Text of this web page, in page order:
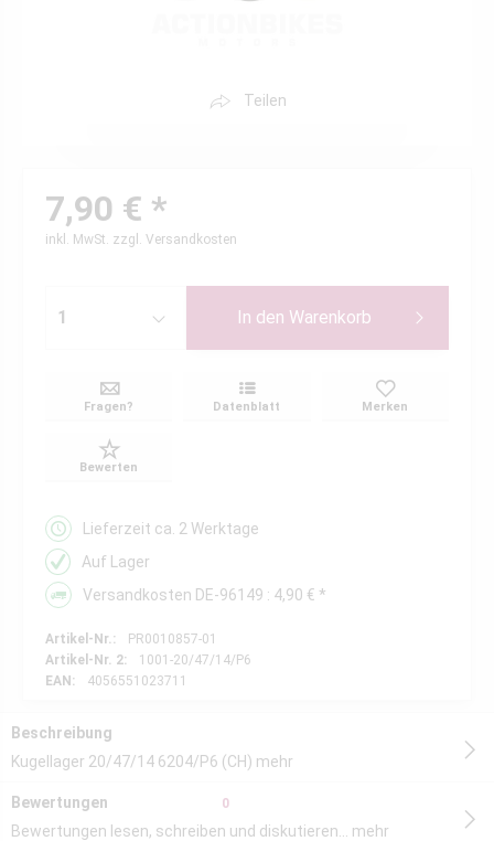
Teilen
7,90 € *
inkl. MwSt. zzgl. Versandkosten
In den Warenkorb
Fragen? Datenblatt Merken
Bewerten
Lieferzeit ca. 2 Werktage
Auf Lager
Versandkosten DE-96149 : 4,90 € *
Artikel-Nr.:
PR0010857-01
Artikel-Nr. 2:
1001-20/47/14/P6
EAN:
4056551023711
Beschreibung
Kugellager 20/47/14 6204/P6 (CH) mehr
Bewertungen 0
Bewertungen lesen, schreiben und diskutieren... mehr